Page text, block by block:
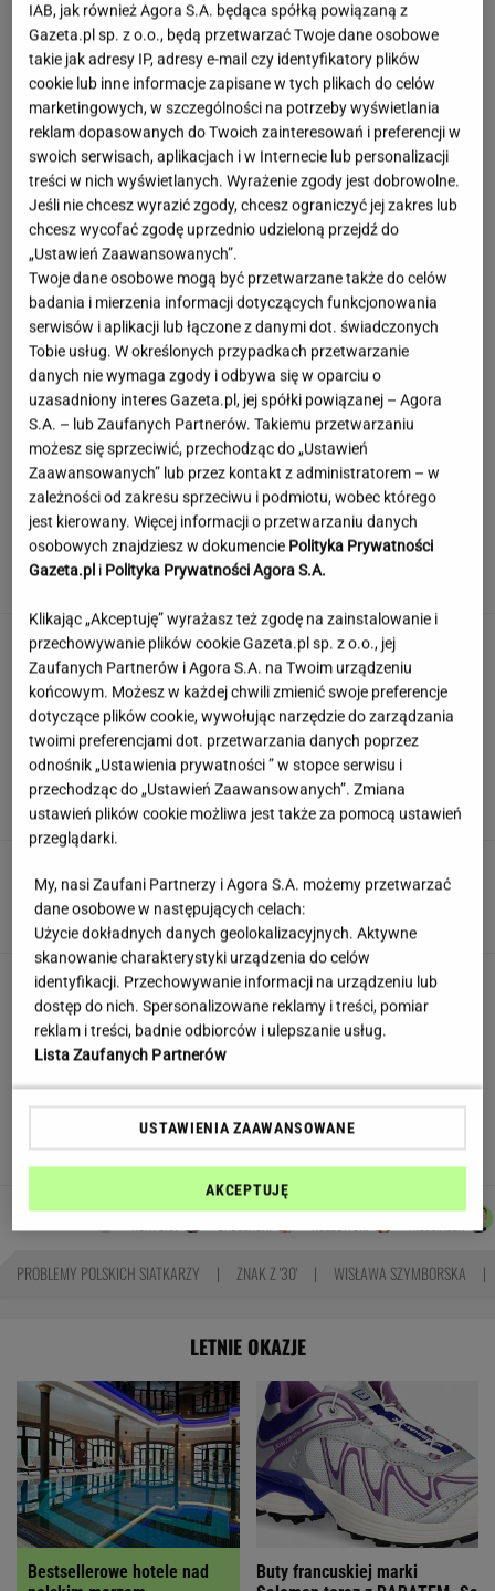
Trudno uwierzyć w to, co zrobił Hurkacz w
Montrealu. Miał już piłki meczowe
Lewandowska w ogniu krytyki za
wakacje bez dzieci. Hyży się odpaliła
Tak Nawrocki wymyka się spod
kontroli PiS. "Znalazł się w pułapce"
SUBSKRYPCJA
Quiz. Gdzie leży Kapsztad, a gdzie Zurych? To
test dla wyjadaczy!
naprawdę wygląda edukacja domowa
MATERIAŁ PROMOCYJNY
Partnerka Litewki po jego
śmierci: Niektórzy zlecieli się jak sępy
SUBSKRYPCJA
Oto darmowy sposób na
odcinkowe pomiary prędkości. Polski program
TOMASZ OKUROWSKI
Autorzy:
MARTA
JAKUB
MARCIN
AGNIESZKA
PROBLEMY POLSKICH SIATKARZY ZNAK Z '30' WISŁAWA SZYMBORSKA
LETNIE OKAZJE
Bestsellerowe hotele nad
Buty francuskiej marki
IAB, jak również Agora S.A. będąca spółką powiązaną z
Gazeta.pl sp. z o.o., będą przetwarzać Twoje dane osobowe
takie jak adresy IP, adresy e-mail czy identyfikatory plików
cookie lub inne informacje zapisane w tych plikach do celów
marketingowych, w szczególności na potrzeby wyświetlania
reklam dopasowanych do Twoich zainteresowań i preferencji w
swoich serwisach, aplikacjach i w Internecie lub personalizacji
treści w nich wyświetlanych. Wyrażenie zgody jest dobrowolne.
Jeśli nie chcesz wyrazić zgody, chcesz ograniczyć jej zakres lub
chcesz wycofać zgodę uprzednio udzieloną przejdź do
„Ustawień Zaawansowanych”.
Twoje dane osobowe mogą być przetwarzane także do celów
badania i mierzenia informacji dotyczących funkcjonowania
serwisów i aplikacji lub łączone z danymi dot. świadczonych
Tobie usług. W określonych przypadkach przetwarzanie
danych nie wymaga zgody i odbywa się w oparciu o
uzasadniony interes Gazeta.pl, jej spółki powiązanej – Agora
S.A. – lub Zaufanych Partnerów. Takiemu przetwarzaniu
możesz się sprzeciwić, przechodząc do „Ustawień
Zaawansowanych” lub przez kontakt z administratorem – w
zależności od zakresu sprzeciwu i podmiotu, wobec którego
jest kierowany. Więcej informacji o przetwarzaniu danych
osobowych znajdziesz w dokumencie Polityka Prywatności
Gazeta.pl i Polityka Prywatności Agora S.A.
Klikając „Akceptuję” wyrażasz też zgodę na zainstalowanie i
przechowywanie plików cookie Gazeta.pl sp. z o.o., jej
Zaufanych Partnerów i Agora S.A. na Twoim urządzeniu
końcowym. Możesz w każdej chwili zmienić swoje preferencje
dotyczące plików cookie, wywołując narzędzie do zarządzania
twoimi preferencjami dot. przetwarzania danych poprzez
odnośnik „Ustawienia prywatności ” w stopce serwisu i
przechodząc do „Ustawień Zaawansowanych”. Zmiana
ustawień plików cookie możliwa jest także za pomocą ustawień
przeglądarki.
My, nasi Zaufani Partnerzy i Agora S.A. możemy przetwarzać
dane osobowe w następujących celach:
Użycie dokładnych danych geolokalizacyjnych. Aktywne
skanowanie charakterystyki urządzenia do celów
identyfikacji. Przechowywanie informacji na urządzeniu lub
dostęp do nich. Spersonalizowane reklamy i treści, pomiar
reklam i treści, badnie odbiorców i ulepszanie usług.
Lista Zaufanych Partnerów
USTAWIENIA ZAAWANSOWANE
AKCEPTUJĘ